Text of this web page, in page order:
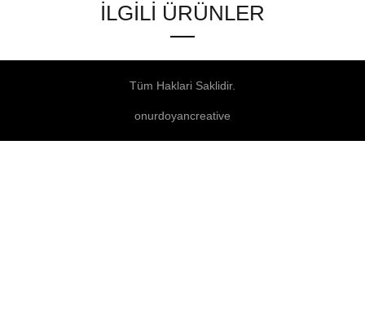
İLGILI ÜRÜNLER
Tüm Haklari Saklidir.
onurdoyancreative